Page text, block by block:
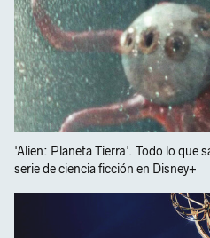
'Alien: Planeta Tierra'. Todo lo que
serie de ciencia ficción en Disney+